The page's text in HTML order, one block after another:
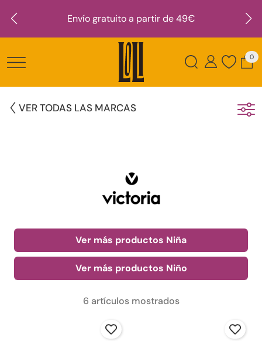
Envío gratuito a partir de 49€
0
VER TODAS LAS MARCAS
Ver más productos Niña
Ver más productos Niño
6 artículos mostrados